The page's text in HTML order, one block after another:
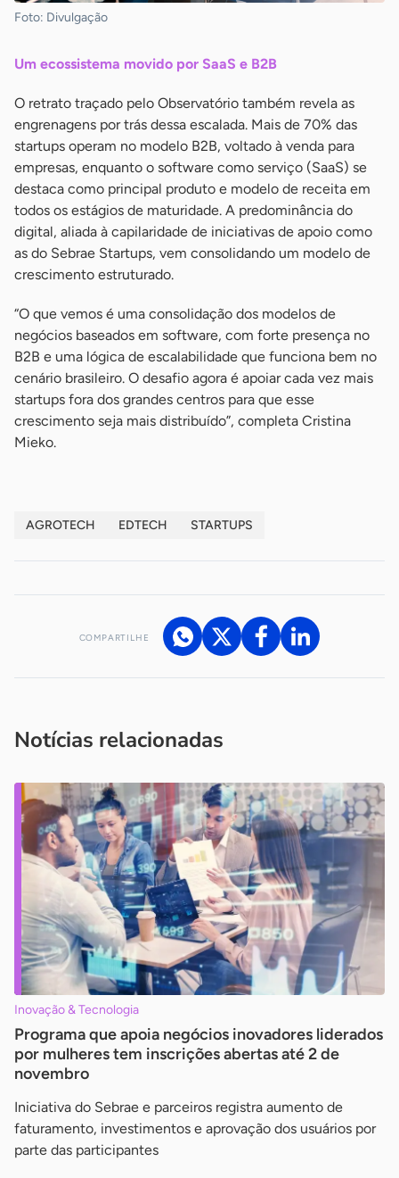
Foto: Divulgação
Um ecossistema movido por SaaS e B2B
O retrato traçado pelo Observatório também revela as
engrenagens por trás dessa escalada. Mais de 70% das
startups operam no modelo B2B, voltado à venda para
empresas, enquanto o software como serviço (SaaS) se
destaca como principal produto e modelo de receita em
todos os estágios de maturidade. A predominância do
digital, aliada à capilaridade de iniciativas de apoio como
as do Sebrae Startups, vem consolidando um modelo de
crescimento estruturado.
“O que vemos é uma consolidação dos modelos de
negócios baseados em software, com forte presença no
B2B e uma lógica de escalabilidade que funciona bem no
cenário brasileiro. O desafio agora é apoiar cada vez mais
startups fora dos grandes centros para que esse
crescimento seja mais distribuído”, completa Cristina
Mieko.
AGROTECH EDTECH STARTUPS
COMPARTILHE
Notícias relacionadas
Inovação & Tecnologia
Programa que apoia negócios inovadores liderados
por mulheres tem inscrições abertas até 2 de
novembro
Iniciativa do Sebrae e parceiros registra aumento de
faturamento, investimentos e aprovação dos usuários por
parte das participantes